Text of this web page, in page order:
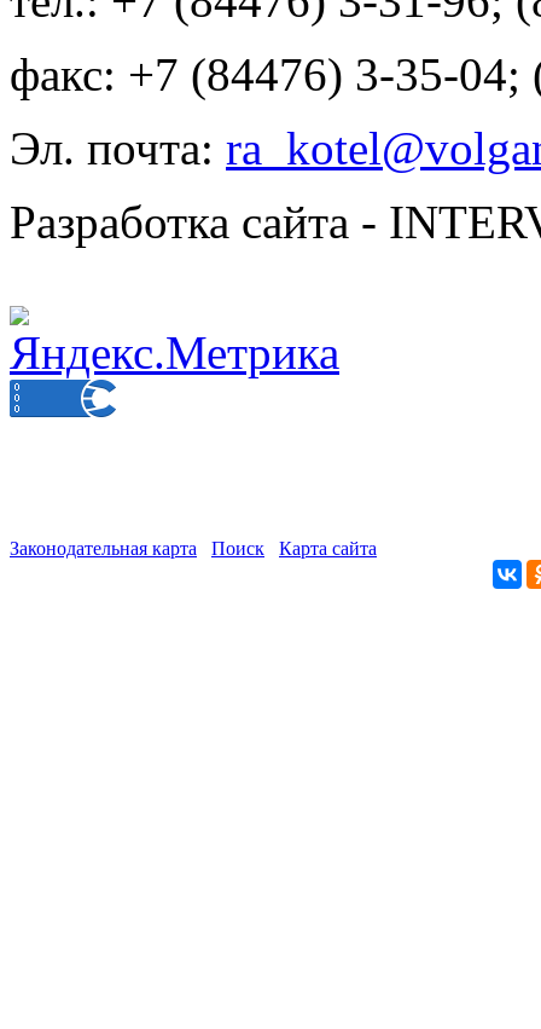
факс: +7 (84476) 3-35-04;
Эл. почта:
Разработка сайта -
Законодательная карта Поиск Карта сайта